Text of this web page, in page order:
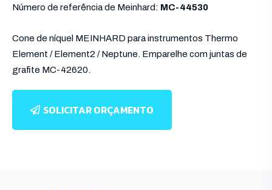
Número de referência de Meinhard: MC-44530
Cone de níquel MEINHARD para instrumentos Thermo
Element / Element2 / Neptune. Emparelhe com juntas de
grafite MC-42620.
SOLICITAR ORÇAMENTO